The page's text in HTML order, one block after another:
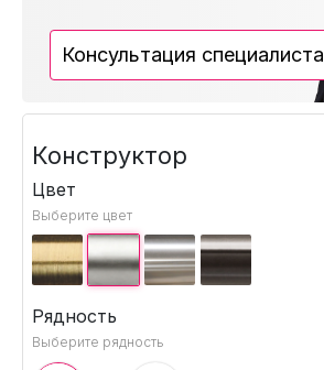
Консультация специалиста
Конструктор
Цвет
Выберите цвет
Рядность
Выберите рядность